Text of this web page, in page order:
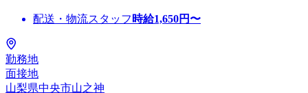
配送・物流スタッフ 時給1,650円〜
勤務地
面接地
山梨県中央市山之神